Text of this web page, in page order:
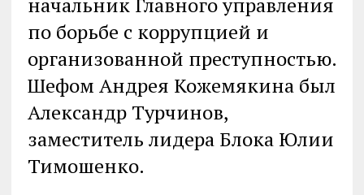
по борьбе с коррупцией и
организованной преступностью.
Шефом Андрея Кожемякина был
Александр Турчинов,
заместитель лидера Блока Юлии
Тимошенко.